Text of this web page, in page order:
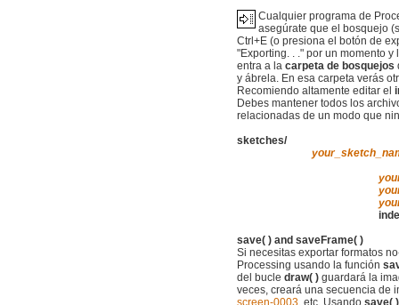
Cualquier programa de
asegúrate que el bosquejo
Ctrl+E (o presiona el botón de
"Exporting. . ." por un momento
entra a la carpeta de bosquejos
y ábrela. En esa carpeta verás
Recomiendo altamente editar el
Debes mantener todos los
relacionadas de un modo que
sketches/
save( ) and saveFrame( )
Si necesitas exportar formatos
Processing usando la función
del bucle draw( ) guardará la
veces, creará una secuencia de
screen-0003, etc. Usando save( )